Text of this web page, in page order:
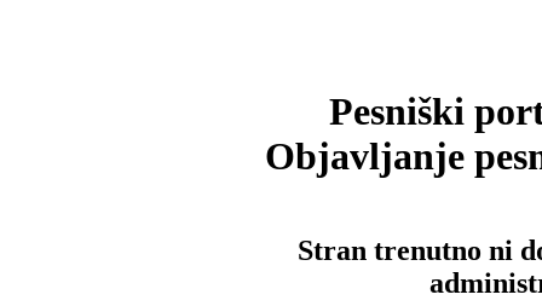
Pesniški
Objavljanje
Stran trenutno ni